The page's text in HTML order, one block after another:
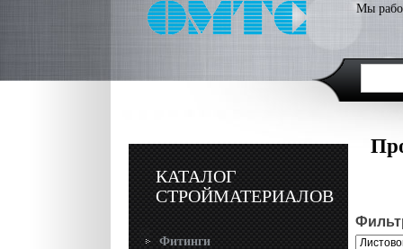
Мы
КАТАЛОГ
СТРОЙМАТЕРИАЛОВ
Фитинги